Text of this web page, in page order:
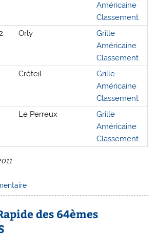
Américaine
Classement
Orly
Grille
Américaine
Classement
Créteil
Grille
Américaine
Classement
Le Perreux
Grille
Américaine
Classement
des 64èmes